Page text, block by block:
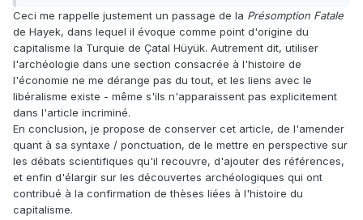
Ceci me rappelle justement un passage de la Présomption Fatale
de Hayek, dans lequel il évoque comme point d'origine du
capitalisme la Turquie de Çatal Hüyük. Autrement dit, utiliser
l'archéologie dans une section consacrée à l'histoire de
l'économie ne me dérange pas du tout, et les liens avec le
libéralisme existe - même s'ils n'apparaissent pas explicitement
dans l'article incriminé.
En conclusion, je propose de conserver cet article, de l'amender
quant à sa syntaxe / ponctuation, de le mettre en perspective sur
les débats scientifiques qu'il recouvre, d'ajouter des références,
et enfin d'élargir sur les découvertes archéologiques qui ont
contribué à la confirmation de thèses liées à l'histoire du
capitalisme.